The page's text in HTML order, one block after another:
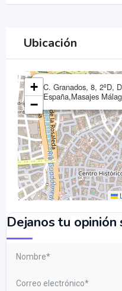
Ubicación
C. Granados, 8, 2ºD,
España,Masajes
+
−
Dejanos tu